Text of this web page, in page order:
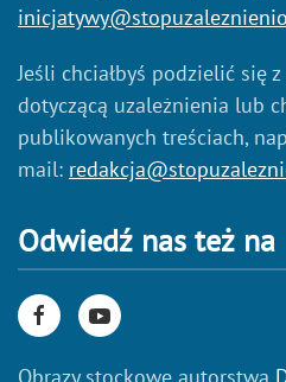
Jeśli chciałbyś podzielić się
dotyczącą uzależnienia lub
publikowanych treściach,
mail:
Odwiedź nas też na